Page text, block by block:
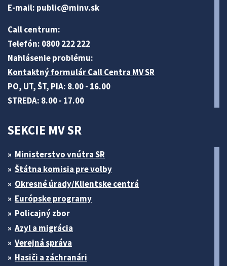
E-mail: public@minv.sk
Call centrum:
Telefón: 0800 222 222
Nahlásenie problému:
Kontaktný formulár Call Centra MV SR
PO, UT, ŠT, PIA: 8.00 - 16.00
STREDA: 8.00 - 17.00
SEKCIE MV SR
Ministerstvo vnútra SR
Štátna komisia pre volby
Okresné úrady/Klientske centrá
Európske programy
Policajný zbor
Azyl a migrácia
Verejná správa
Hasiči a záchranári